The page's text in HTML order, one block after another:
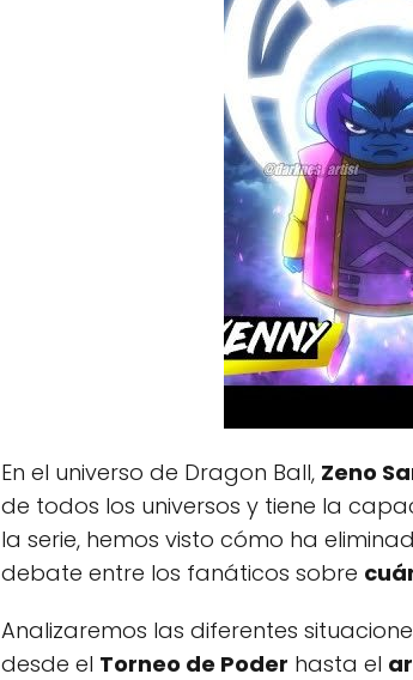
En el universo de Dragon Ball, Zeno
de todos los universos y tiene la
la serie, hemos visto cómo ha
debate entre los fanáticos sobre
Analizaremos las diferentes
desde el Torneo de Poder hasta el